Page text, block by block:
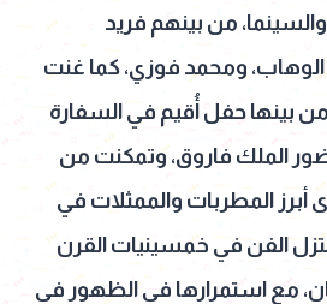
من بينهم فريد
ومحمد فوزي، كما غنت
بينها حفل أُقيم في السفارة
الملك فاروق، وتمكنت من
المطربات والممثلات في
الفن في خمسينيات القرن
مع استمرارها في الظهور في